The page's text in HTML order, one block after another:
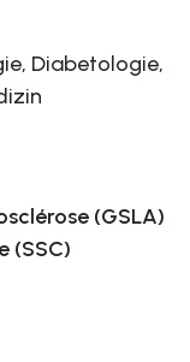
Diabetologie,
(GSLA)
(SSC)